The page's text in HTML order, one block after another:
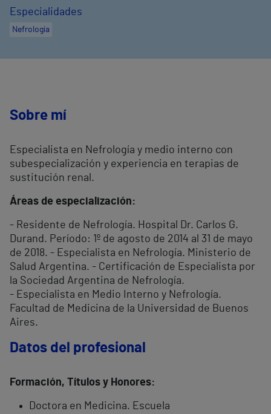
Especialidades
Nefrología
Sobre mí
Especialista en Nefrología y medio interno con
subespecialización y experiencia en terapias de
sustitución renal.
Áreas de especialización:
- Residente de Nefrología. Hospital Dr. Carlos G.
Durand. Período: 1º de agosto de 2014 al 31 de mayo
de 2018. - Especialista en Nefrología. Ministerio de
Salud Argentina. - Certificación de Especialista por
la Sociedad Argentina de Nefrología.
- Especialista en Medio Interno y Nefrología.
Facultad de Medicina de la Universidad de Buenos
Aires.
Datos del profesional
Formación, Títulos y Honores:
Doctora en Medicina. Escuela